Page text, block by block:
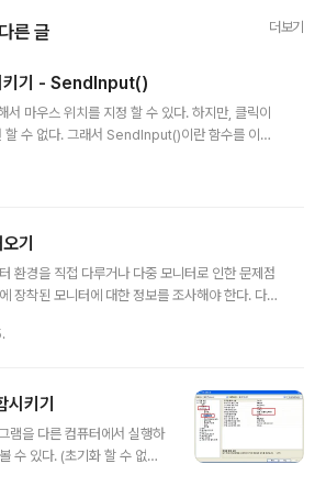
른 글 더보기
키기 - SendInput()
마우스 위치를 지정 할 수 있다. 하지만, 클릭이
할 수 없다. 그래서 SendInput()이란 함수를 이용
다. INPUT an_input; an_input.type = INPUT_
= 0; SendInput(1, &an_i
기
환경을 직접 다루거나 다중 모니터로 인한 문제점
장착된 모니터에 대한 정보를 조사해야 한다. 다
hdc, LPCRECT lprcClip, MONIT
수는 모니터가 발견될 때마다 호출될 콜백 함수이
될 사용자 정의값이다. 콜백 함수는 다음과 같은
M..
키기
을 다른 컴퓨터에서 실행하
수 있다. (초기화 할 수 없다